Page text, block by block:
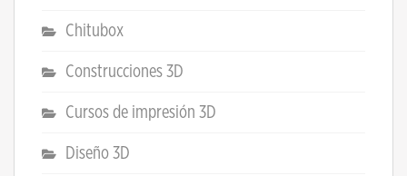
Chitubox
Construcciones 3D
Cursos de impresión 3D
Diseño 3D